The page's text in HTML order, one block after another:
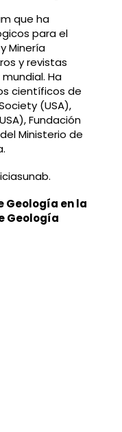
que ha
para el
Minería
y revistas
Ha
científicos de
(USA),
Fundación
Ministerio de
Geología en la
Geología